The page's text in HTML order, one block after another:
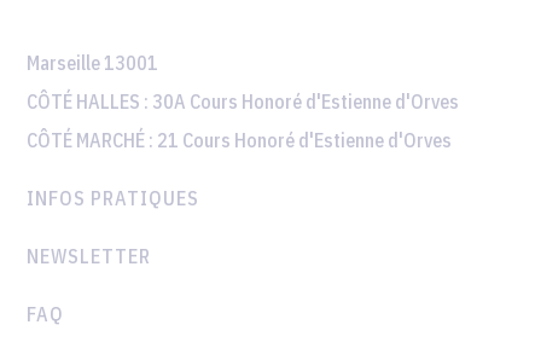
Marseille 13001
CÔTÉ HALLES : 30A Cours Honoré d'Estienne d'Orves
CÔTÉ MARCHÉ : 21 Cours Honoré d'Estienne d'Orves
INFOS PRATIQUES
NEWSLETTER
FAQ